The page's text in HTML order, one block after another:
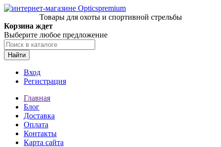
Товары для охоты и спортивной стрельбы
Корзина ждет
Выберите любое предложение
Найти
Вход
Регистрация
Главная
Блог
Доставка
Оплата
Контакты
Карта сайта